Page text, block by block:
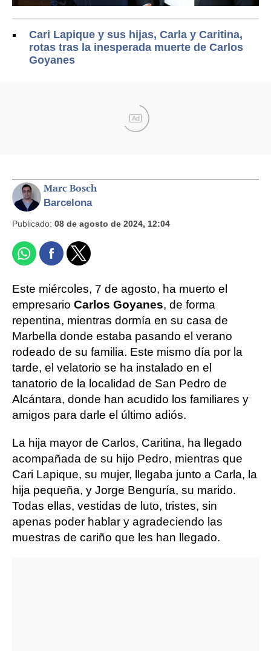
Cari Lapique y sus hijas, Carla y Caritina,
rotas tras la inesperada muerte de Carlos
Goyanes
Ad
Marc Bosch
Barcelona
Publicado: 08 de agosto de 2024, 12:04
Este miércoles, 7 de agosto, ha muerto el
empresario Carlos Goyanes, de forma
repentina, mientras dormía en su casa de
Marbella donde estaba pasando el verano
rodeado de su familia. Este mismo día por la
tarde, el velatorio se ha instalado en el
tanatorio de la localidad de San Pedro de
Alcántara, donde han acudido los familiares y
amigos para darle el último adiós.
La hija mayor de Carlos, Caritina, ha llegado
acompañada de su hijo Pedro, mientras que
Cari Lapique, su mujer, llegaba junto a Carla, la
hija pequeña, y Jorge Benguría, su marido.
Todas ellas, vestidas de luto, tristes, sin
apenas poder hablar y agradeciendo las
muestras de cariño que les han llegado.